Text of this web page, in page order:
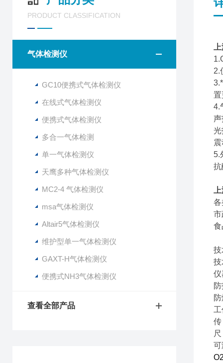
PRODUCT CLASSIFICATION
气体检测仪
GC10便携式气体检测仪
在线式气体检测仪
便携式气体检测仪
多合一气体检测
单一气体检测仪
天鹰多种气体检测仪
MC2-4 气体检测仪
msa气体检测仪
Altair5气体检测仪
维护型单一气体检测仪
GAXT-H气体检测仪
便携式NH3气体检测仪
查看全部产品
2.
置
4.
声
光
5.
抗
市
食
技
技
仪
传
可